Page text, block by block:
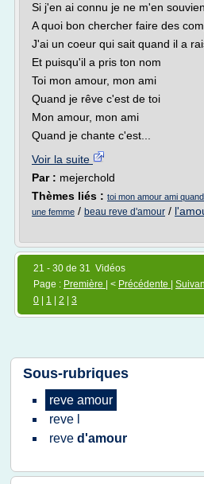
Si j'en ai connu je ne m'en
A quoi bon chercher faire des
J'ai un coeur qui sait quand il a
Et puisqu'il a pris ton nom
Toi mon amour, mon ami
Quand je rêve c'est de toi
Mon amour, mon ami
Quand je chante c'est...
Voir la suite
Par : mejerchold
Thèmes liés : toi mon amour ami
une femme / beau reve d'amour /
21 - 30 de 31 Vidéos
Page : Première | < Précédente
0
1 2 3
Sous-rubriques
reve amour
reve
reve d'amour